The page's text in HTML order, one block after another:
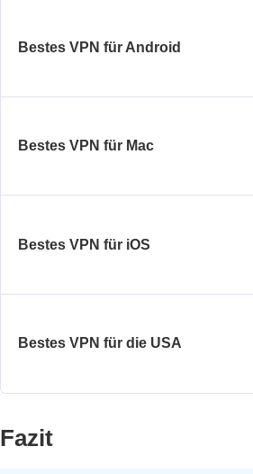
Bestes VPN für Android
Bestes VPN für Mac
Bestes VPN für iOS
Bestes VPN für die USA
Fazit